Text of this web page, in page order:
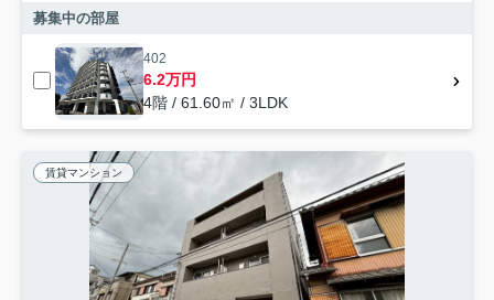
募集中の部屋
402
6.2万円
4階 / 61.60㎡ / 3LDK
賃貸マンション